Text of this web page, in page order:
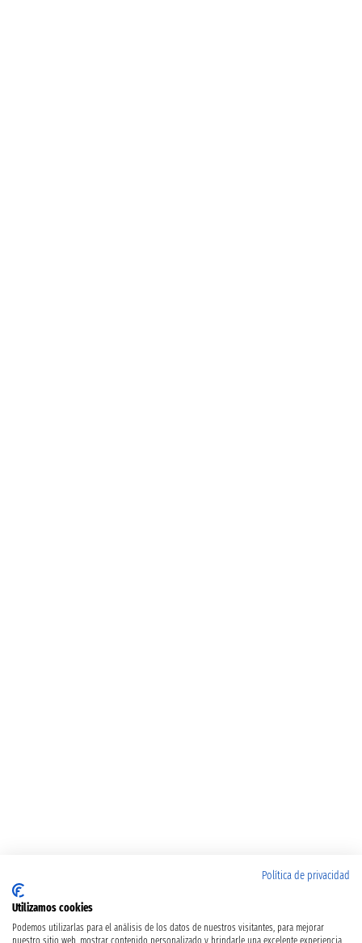
Política de privacidad
Utilizamos cookies
Podemos utilizarlas para el análisis de los datos de nuestros visitantes, para mejorar
nuestro sitio web, mostrar contenido personalizado y brindarle una excelente experiencia